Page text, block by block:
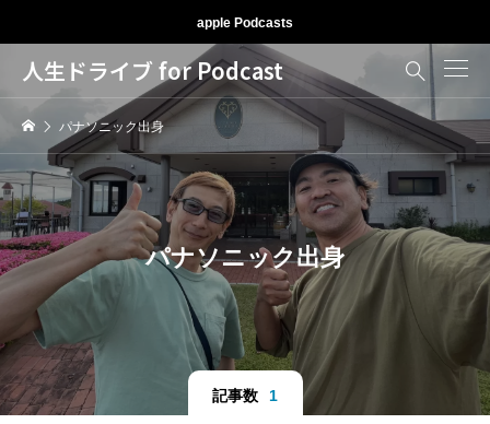
apple Podcasts
人生ドライブ for Podcast 
パナソニック出身
パナソニック出身
記事数 1